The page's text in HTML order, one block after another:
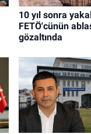
10 yıl sonra
FETÖ'cünün
gözaltında